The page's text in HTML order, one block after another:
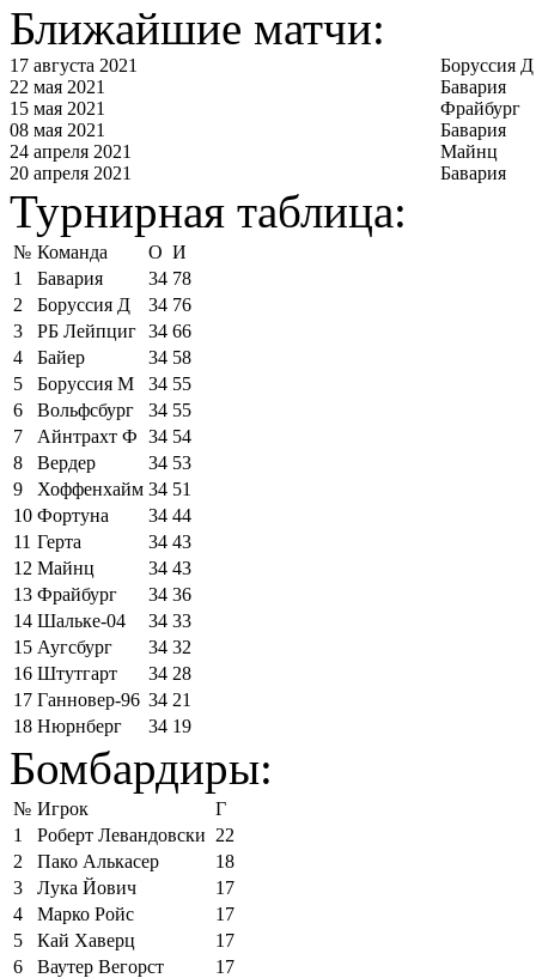
Ближайшие матчи:
17 августа 2021
Боруссия Д
22 мая 2021
Бавария
15 мая 2021
Фрайбург
08 мая 2021
Бавария
24 апреля 2021
Майнц
20 апреля 2021
Бавария
Турнирная таблица:
№ Команда О И
1
Бавария 34 78
2
Боруссия Д 34 76
3
РБ Лейпциг 34 66
4
Байер 34 58
5
Боруссия М 34 55
6
Вольфсбург 34 55
7
Айнтрахт Ф 34 54
8
Вердер 34 53
9
Хоффенхайм 34 51
10 Фортуна 34 44
11 Герта 34 43
12 Майнц 34 43
13 Фрайбург 34 36
14 Шальке-04 34 33
15 Аугсбург 34 32
16 Штутгарт 34 28
17 Ганновер-96 34 21
18 Нюрнберг 34 19
Бомбардиры:
№ Игрок
Г
1
Роберт Левандовски 22
2
Пако Алькасер
18
3
Лука Йович
17
4
Марко Ройс
17
5
Кай Хаверц
17
6
Ваутер Вегорст
17